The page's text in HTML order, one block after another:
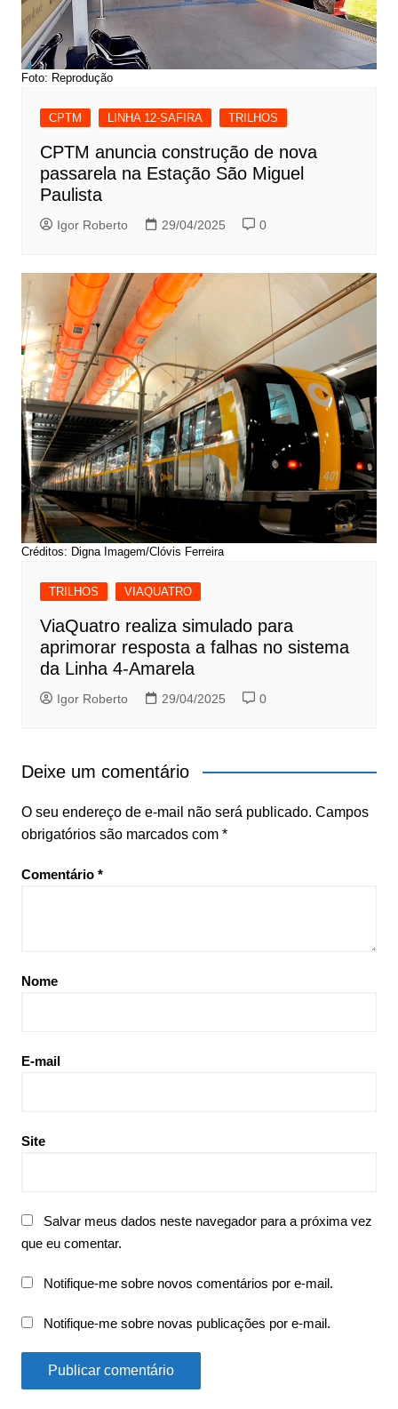
Foto: Reprodução
CPTM LINHA 12-SAFIRA TRILHOS
CPTM anuncia construção de nova
passarela na Estação São Miguel
Paulista
Igor Roberto 29/04/2025 0
Créditos: Digna Imagem/Clóvis Ferreira
TRILHOS VIAQUATRO
ViaQuatro realiza simulado para
aprimorar resposta a falhas no sistema
da Linha 4-Amarela
Igor Roberto 29/04/2025 0
Deixe um comentário
O seu endereço de e-mail não será publicado. Campos
obrigatórios são marcados com *
Comentário *
Nome
E-mail
Site
Salvar meus dados neste navegador para a próxima vez
que eu comentar.
Notifique-me sobre novos comentários por e-mail.
Notifique-me sobre novas publicações por e-mail.